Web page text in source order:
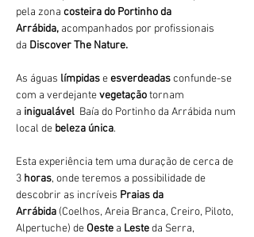
pela zona costeira do Portinho da
Arrábida, acompanhados por profissionais
da Discover The Nature.
As águas límpidas e esverdeadas confunde-se
com a verdejante vegetação tornam
a inigualável Baía do Portinho da Arrábida num
local de beleza única.
Esta experiência tem uma duração de cerca de
3 horas, onde teremos a possibilidade de
descobrir as incríveis Praias da
Arrábida (Coelhos, Areia Branca, Creiro, Piloto,
Alpertuche) de Oeste a Leste da Serra,